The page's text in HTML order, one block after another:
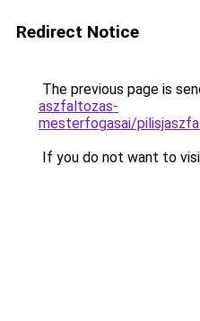
Redirect Notice
The previous page is
aszfaltozas-
mesterfogasai/
If you do not want to